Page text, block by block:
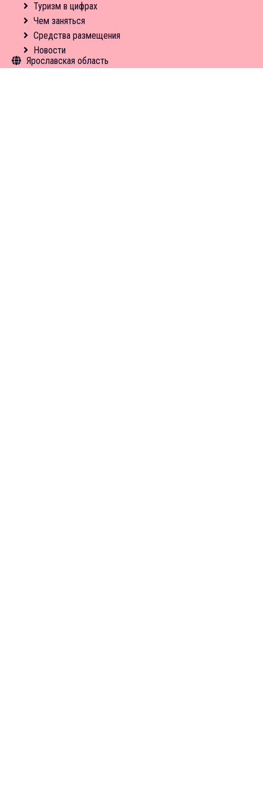
Новости
Средства размещения
Новости
Туризм в цифрах
Чем заняться
Средства размещения
Новости
Ярославская область